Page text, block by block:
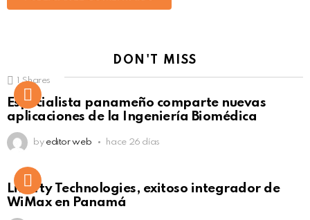
DON'T MISS
Click to view this post
1 Shares
Especialista panameño comparte nuevas
aplicaciones de la Ingeniería Biomédica
by editor web hace 26 días
Liberty Technologies, exitoso integrador de
WiMax en Panamá